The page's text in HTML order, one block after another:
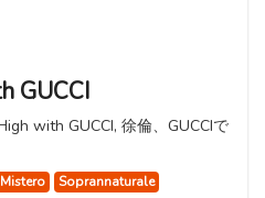
GUCCI
with GUCCI, 徐倫、GUCCIで
Mistero Soprannaturale